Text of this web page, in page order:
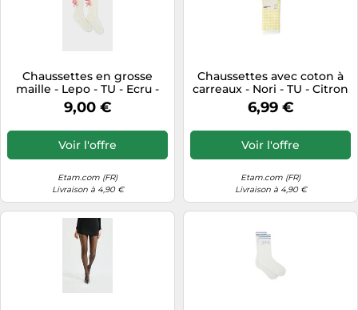
Chaussettes en grosse
maille - Lepo - TU - Ecru -
Femme - Etam
9,00 €
Voir l'offre
Etam.com (FR)
Livraison à 4,90 €
Chaussettes avec coton à
carreaux - Nori - TU - Citron
- Femme - Etam
6,99 €
Voir l'offre
Etam.com (FR)
Livraison à 4,90 €